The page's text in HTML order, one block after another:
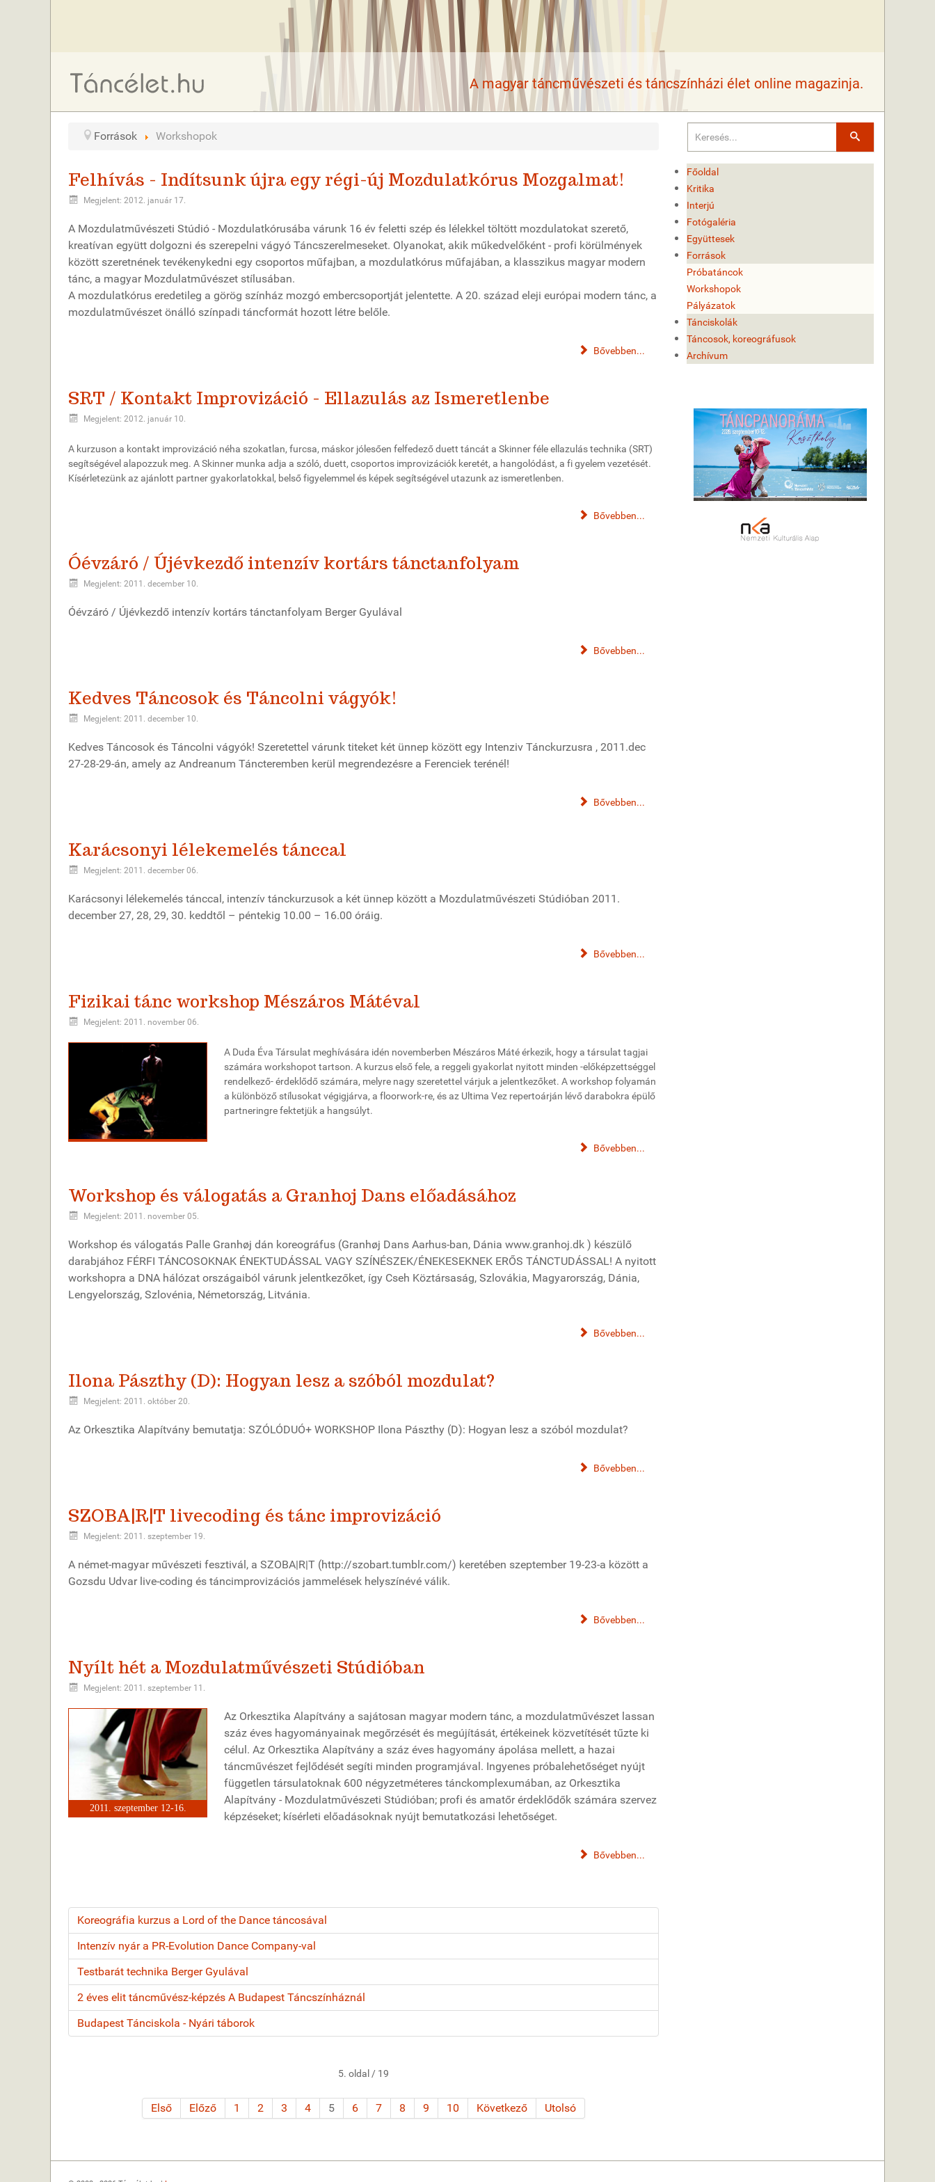
A magyar táncművészeti és táncszínházi élet online magazinja.
Források Workshopok
Felhívás - Indítsunk újra egy régi-új Mozdulatkórus Mozgalmat!
Megjelent: 2012. január 17.
A Mozdulatművészeti Stúdió - Mozdulatkórusába várunk 16 év feletti szép és lélekkel töltött mozdulatokat szerető,
kreatívan együtt dolgozni és szerepelni vágyó Táncszerelmeseket. Olyanokat, akik műkedvelőként - profi körülmények
között szeretnének tevékenykedni egy csoportos műfajban, a mozdulatkórus műfajában, a klasszikus magyar modern
tánc, a magyar Mozdulatművészet stílusában.
A mozdulatkórus eredetileg a görög színház mozgó embercsoportját jelentette. A 20. század eleji európai modern tánc, a
mozdulatművészet önálló színpadi táncformát hozott létre belőle.
Bővebben...
SRT / Kontakt Improvizáció - Ellazulás az Ismeretlenbe
Megjelent: 2012. január 10.
A kurzuson a kontakt improvizáció néha szokatlan, furcsa, máskor jólesően felfedező duett táncát a Skinner féle ellazulás technika (SRT)
segítségével alapozzuk meg. A Skinner munka adja a szóló, duett, csoportos improvizációk keretét, a hangolódást, a fi gyelem vezetését.
Kísérletezünk az ajánlott partner gyakorlatokkal, belső figyelemmel és képek segítségével utazunk az ismeretlenben.
Bővebben...
Óévzáró / Újévkezdő intenzív kortárs tánctanfolyam
Megjelent: 2011. december 10.
Óévzáró / Újévkezdő intenzív kortárs tánctanfolyam Berger Gyulával
Bővebben...
Kedves Táncosok és Táncolni vágyók!
Megjelent: 2011. december 10.
Kedves Táncosok és Táncolni vágyók! Szeretettel várunk titeket két ünnep között egy Intenziv Tánckurzusra , 2011.dec
27-28-29-án, amely az Andreanum Táncteremben kerül megrendezésre a Ferenciek terénél!
Bővebben...
Karácsonyi lélekemelés tánccal
Megjelent: 2011. december 06.
Karácsonyi lélekemelés tánccal, intenzív tánckurzusok a két ünnep között a Mozdulatművészeti Stúdióban 2011.
december 27, 28, 29, 30. keddtől – péntekig 10.00 – 16.00 óráig.
Bővebben...
Fizikai tánc workshop Mészáros Mátéval
Megjelent: 2011. november 06.
A Duda Éva Társulat meghívására idén novemberben Mészáros Máté érkezik, hogy a társulat tagjai
számára workshopot tartson. A kurzus első fele, a reggeli gyakorlat nyitott minden -előképzettséggel
rendelkező- érdeklődő számára, melyre nagy szeretettel várjuk a jelentkezőket. A workshop folyamán
a különböző stílusokat végigjárva, a floorwork-re, és az Ultima Vez repertoárján lévő darabokra épülő
partneringre fektetjük a hangsúlyt.
Bővebben...
Workshop és válogatás a Granhoj Dans előadásához
Megjelent: 2011. november 05.
Workshop és válogatás Palle Granhøj dán koreográfus (Granhøj Dans Aarhus-ban, Dánia www.granhoj.dk ) készülő
darabjához FÉRFI TÁNCOSOKNAK ÉNEKTUDÁSSAL VAGY SZÍNÉSZEK/ÉNEKESEKNEK ERŐS TÁNCTUDÁSSAL! A nyitott
workshopra a DNA hálózat országaiból várunk jelentkezőket, így Cseh Köztársaság, Szlovákia, Magyarország, Dánia,
Lengyelország, Szlovénia, Németország, Litvánia.
Bővebben...
Ilona Pászthy (D): Hogyan lesz a szóból mozdulat?
Megjelent: 2011. október 20.
Az Orkesztika Alapítvány bemutatja: SZÓLÓDUÓ+ WORKSHOP Ilona Pászthy (D): Hogyan lesz a szóból mozdulat?
Bővebben...
SZOBA|R|T livecoding és tánc improvizáció
Megjelent: 2011. szeptember 19.
A német-magyar művészeti fesztivál, a SZOBA|R|T (http://szobart.tumblr.com/) keretében szeptember 19-23-a között a
Gozsdu Udvar live-coding és táncimprovizációs jammelések helyszínévé válik.
Bővebben...
Nyílt hét a Mozdulatművészeti Stúdióban
Megjelent: 2011. szeptember 11.
2011. szeptember 12-16.
Az Orkesztika Alapítvány a sajátosan magyar modern tánc, a mozdulatművészet lassan
száz éves hagyományainak megőrzését és megújítását, értékeinek közvetítését tűzte ki
célul. Az Orkesztika Alapítvány a száz éves hagyomány ápolása mellett, a hazai
táncművészet fejlődését segíti minden programjával. Ingyenes próbalehetőséget nyújt
független társulatoknak 600 négyzetméteres tánckomplexumában, az Orkesztika
Alapítvány - Mozdulatművészeti Stúdióban; profi és amatőr érdeklődők számára szervez
képzéseket; kísérleti előadásoknak nyújt bemutatkozási lehetőséget.
Bővebben...
Koreográfia kurzus a Lord of the Dance táncosával
Intenzív nyár a PR-Evolution Dance Company-val
Testbarát technika Berger Gyulával
2 éves elit táncművész-képzés A Budapest Táncszínháznál
Budapest Tánciskola - Nyári táborok
5. oldal / 19
Első Előző 1 2 3 4 5 6 7 8 9 10 Következő Utolsó
Keresés
Főoldal
Kritika
Interjú
Fotógaléria
Együttesek
Források
Próbatáncok
Workshopok
Pályázatok
Tánciskolák
Táncosok, koreográfusok
Archívum